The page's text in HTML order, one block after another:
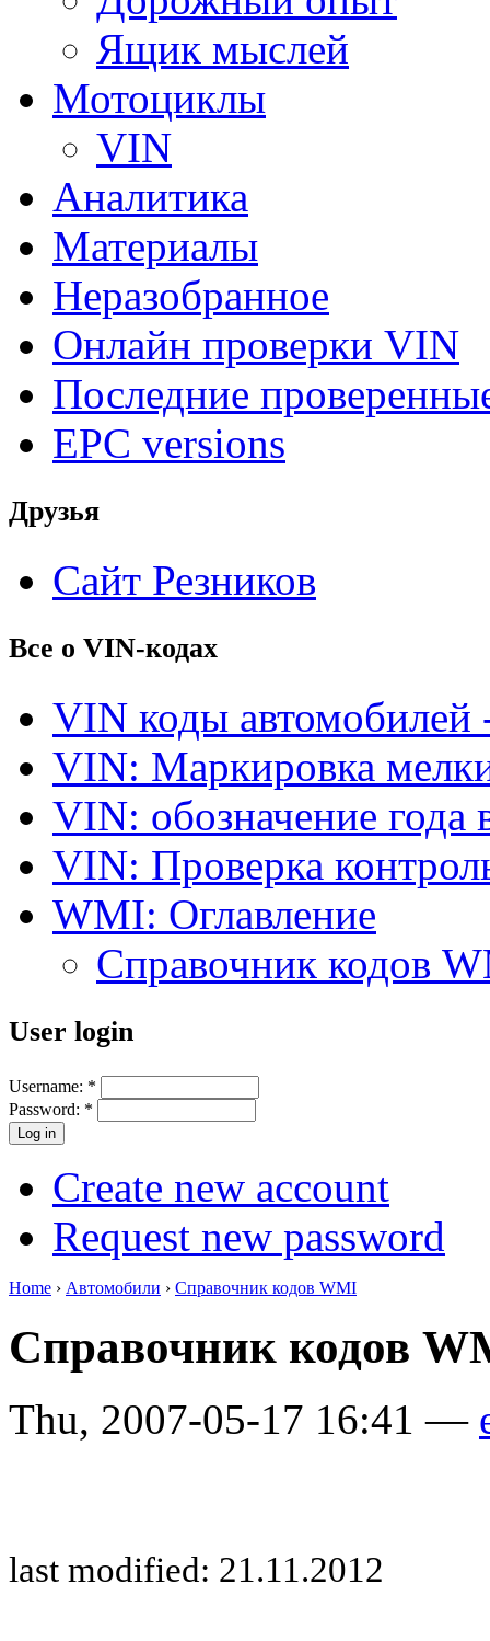
Ящик мыслей
Мотоциклы
VIN
Аналитика
Материалы
Неразобранное
Онлайн проверки VIN
Последние
EPC versions
Друзья
Сайт Резников
Все о VIN-кодах
VIN коды автомобилей
VIN: Маркировка
VIN: обозначение года
VIN: Проверка
WMI: Оглавление
Справочник кодов
User login
Username: *
Password: *
Create new account
Request new password
Home › Автомобили › Справочник кодов WMI
Справочник кодов
Thu, 2007-05-17 16:41 —
last modified: 21.11.2012